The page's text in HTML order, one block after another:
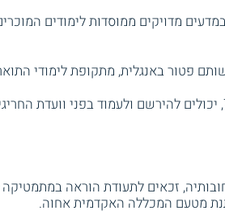
מדויקים ממוסדות לימודים
פטור באנגלית, מתקופת לימודי
מי שהממוצע הסופי שלהם בתואר נמוך מ – 75, יכולים להירשם ולעמוד
זכאים לתעודת הוראה במתמטיקה
מטעם המכללה האקדמית אחוה.